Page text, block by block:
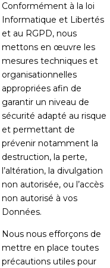
Conformément à la loi
Informatique et Libertés
et au RGPD, nous
mettons en œuvre les
mesures techniques et
organisationnelles
appropriées afin de
garantir un niveau de
sécurité adapté au risque
et permettant de
prévenir notamment la
destruction, la perte,
l’altération, la divulgation
non autorisée, ou l’accès
non autorisé à vos
Données.
Nous nous efforçons de
mettre en place toutes
précautions utiles pour